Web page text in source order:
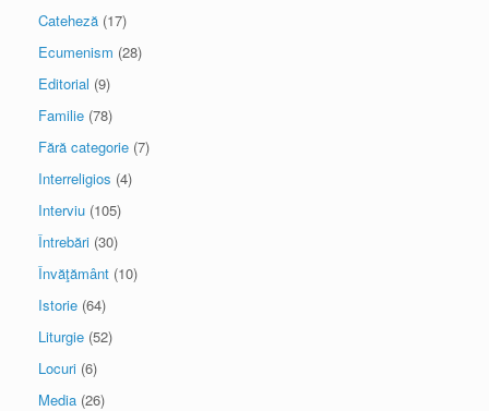
Cateheză (17)
Ecumenism (28)
Editorial (9)
Familie (78)
Fără categorie (7)
Interreligios (4)
Interviu (105)
Întrebări (30)
Învăţământ (10)
Istorie (64)
Liturgie (52)
Locuri (6)
Media (26)